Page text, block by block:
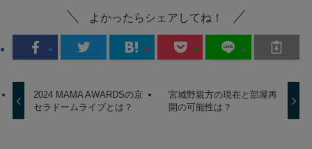
よかったらシェアしてね！
2024 MAMA AWARDSの京
セラドームライブとは？
宮城野親方の現在と部屋再
開の可能性は？